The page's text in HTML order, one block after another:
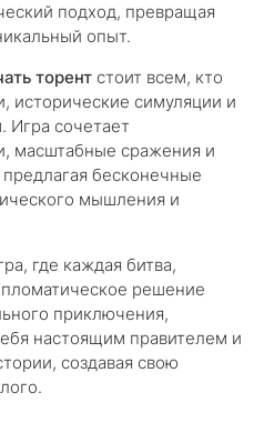
подход, превращая
опыт.
торент стоит всем, кто
исторические симуляции и
Игра сочетает
масштабные сражения и
бесконечные
мышления и
где каждая битва,
решение
приключения,
настоящим правителем и
создавая свою